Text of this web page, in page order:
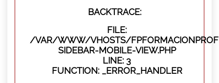
BACKTRACE:
FILE:
/VAR/WWW/VHOSTS/
SIDEBAR-MOBILE-VIEW.PHP
LINE: 3
FUNCTION: _ERROR_HANDLER